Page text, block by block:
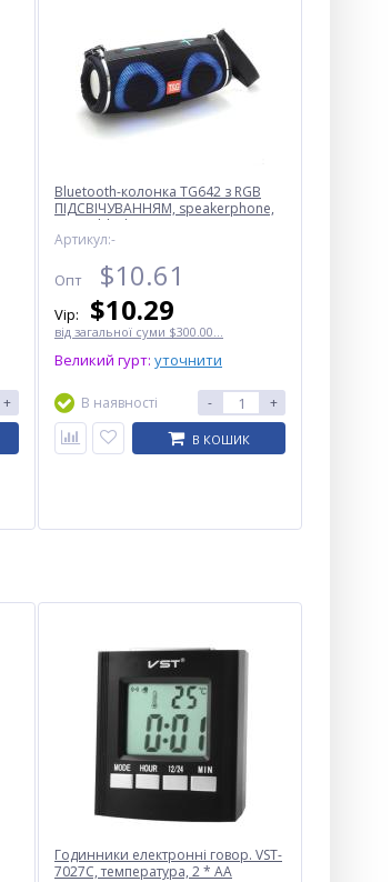
+
Bluetooth-колонка TG642 з RGB
ПІДСВІЧУВАННЯМ, speakerphone,
радіо, black
Артикул:-
Опт $10.61
Vip: $10.29
від загальної суми $300.00...
Великий гурт: уточнити
В наявності - +
В КОШИК
Годинники електронні говор. VST-
7027С, температура, 2 * AA